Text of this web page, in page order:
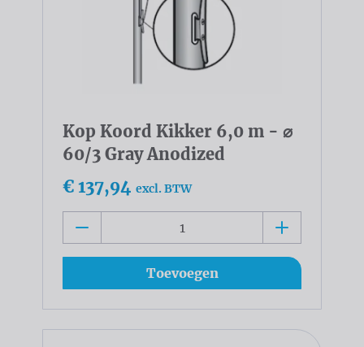
Kop Koord Kikker 6,0 m - ⌀
60/3 Gray Anodized
€ 137,94 excl. BTW
Toevoegen